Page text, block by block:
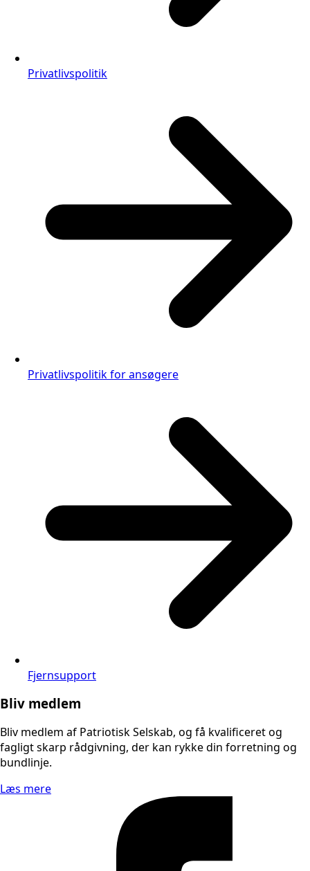
Privatlivspolitik
Privatlivspolitik for ansøgere
Fjernsupport
Bliv medlem
Bliv medlem af Patriotisk Selskab, og få kvalificeret og
fagligt skarp rådgivning, der kan rykke din forretning og
bundlinje.
Læs mere